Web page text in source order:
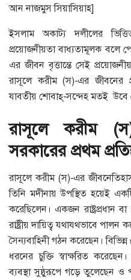
আন নাজমুস সিয়াসিয়াহ]
ইসলাম অকাট্য দলীলের
প্রয়োজনীয়তা বাধ্যতামূলক বলে
এর জীবন বৃত্তান্তে সেই
রাসূলে করীম (স)-এর জীবনের
যাবতীয় শোবাহ্-সন্দেহ মতই উবে
রাসূলে করীম
সরকারের প্রথম
রাসূলে করীম (স)-এর
তিনি মদীনায় উপস্থিত হয়েই একটি
করেছিলেন। একজন রাষ্ট্রপ্রধান বা
রাষ্ট্রীয় দায়িত্ব যথাযথভাবে
সৈন্যবাহিনী গঠন করেছেন। বিভিন্ন
ধরনের চুক্তি স্বাক্ষরিত
ব্যবস্থা সুষ্ঠুরূপে গড়ে তুলেছেন ও